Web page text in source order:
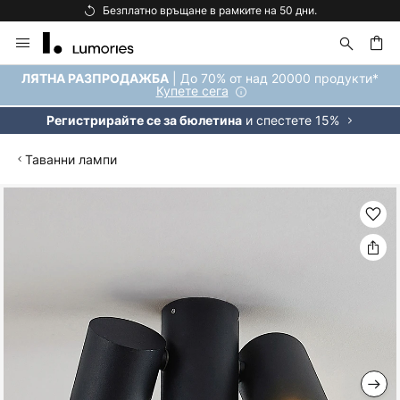
Безплатно връщане в рамките на 50 дни.
Прескачане
към
съдържанието
ЛЯТНА РАЗПРОДАЖБА | До 70% от над 20000 продукти*
Купете сега
Регистрирайте се за бюлетинаи спестете 15%
Таванни лампи
изображенията